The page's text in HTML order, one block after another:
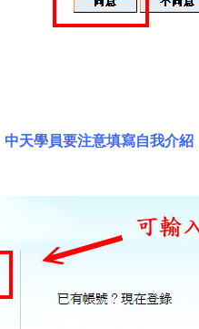
中天學員要注意填寫自我介紹